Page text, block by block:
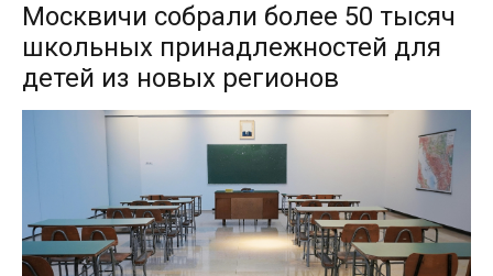
Москвичи собрали более 50 тысяч
школьных принадлежностей для
детей из новых регионов